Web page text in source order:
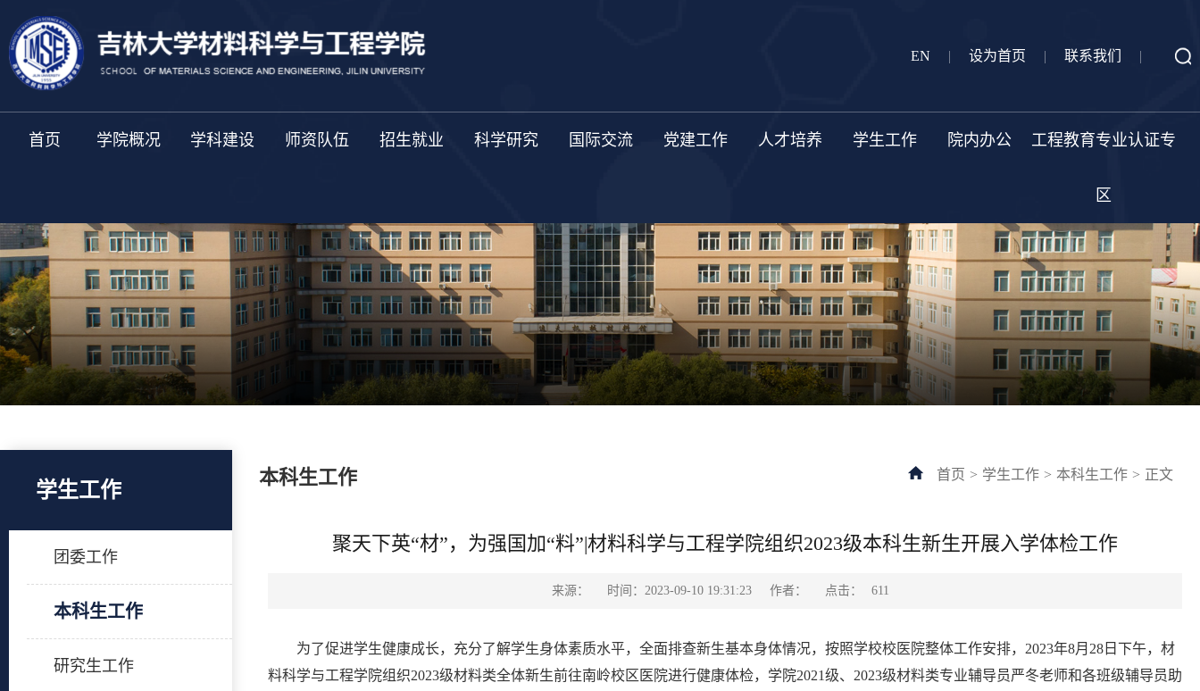
EN | 设为首页 | 联系我们 |
首页 学院概况 学科建设 师资队伍 招生就业 科学研究 国际交流 党建工作 人才培养 学生工作 院内办公 工程教育专业认证专
区
学生工作
团委工作
本科生工作
研究生工作
本科生工作 首页 > 学生工作 > 本科生工作 > 正文
聚天下英“材”，为强国加“料”|材料科学与工程学院组织2023级本科生新生开展入学体检工作
来源： 时间：2023-09-10 19:31:23 作者： 点击： 611
为了促进学生健康成长，充分了解学生身体素质水平，全面排查新生基本身体情况，按照学校校医院整体工作安排，2023年8月28日下午，材
料科学与工程学院组织2023级材料类全体新生前往南岭校区医院进行健康体检，学院2021级、2023级材料类专业辅导员严冬老师和各班级辅导员助